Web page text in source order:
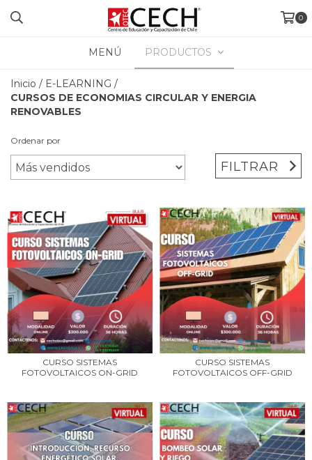
0
MENÚ PRODUCTOS
Inicio / E-LEARNING /
CURSOS DE ECONOMIAS CIRCULAR Y ENERGIA
RENOVABLES
Ordenar por
FILTRAR
CURSO SISTEMAS
FOTOVOLTAICOS ON-GRID
CURSO SISTEMAS
FOTOVOLTAICOS OFF-GRID